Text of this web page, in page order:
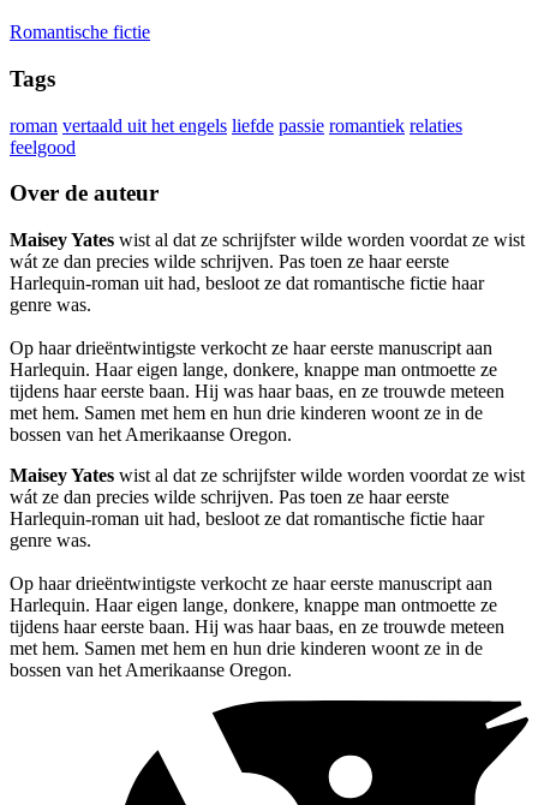
Romantische fictie
Tags
roman vertaald uit het engels liefde passie romantiek relaties
feelgood
Over de auteur
Maisey Yates wist al dat ze schrijfster wilde worden voordat ze wist
wát ze dan precies wilde schrijven. Pas toen ze haar eerste
Harlequin-roman uit had, besloot ze dat romantische fictie haar
genre was.
Op haar drieëntwintigste verkocht ze haar eerste manuscript aan
Harlequin. Haar eigen lange, donkere, knappe man ontmoette ze
tijdens haar eerste baan. Hij was haar baas, en ze trouwde meteen
met hem. Samen met hem en hun drie kinderen woont ze in de
bossen van het Amerikaanse Oregon.
Maisey Yates wist al dat ze schrijfster wilde worden voordat ze wist
wát ze dan precies wilde schrijven. Pas toen ze haar eerste
Harlequin-roman uit had, besloot ze dat romantische fictie haar
genre was.
Op haar drieëntwintigste verkocht ze haar eerste manuscript aan
Harlequin. Haar eigen lange, donkere, knappe man ontmoette ze
tijdens haar eerste baan. Hij was haar baas, en ze trouwde meteen
met hem. Samen met hem en hun drie kinderen woont ze in de
bossen van het Amerikaanse Oregon.